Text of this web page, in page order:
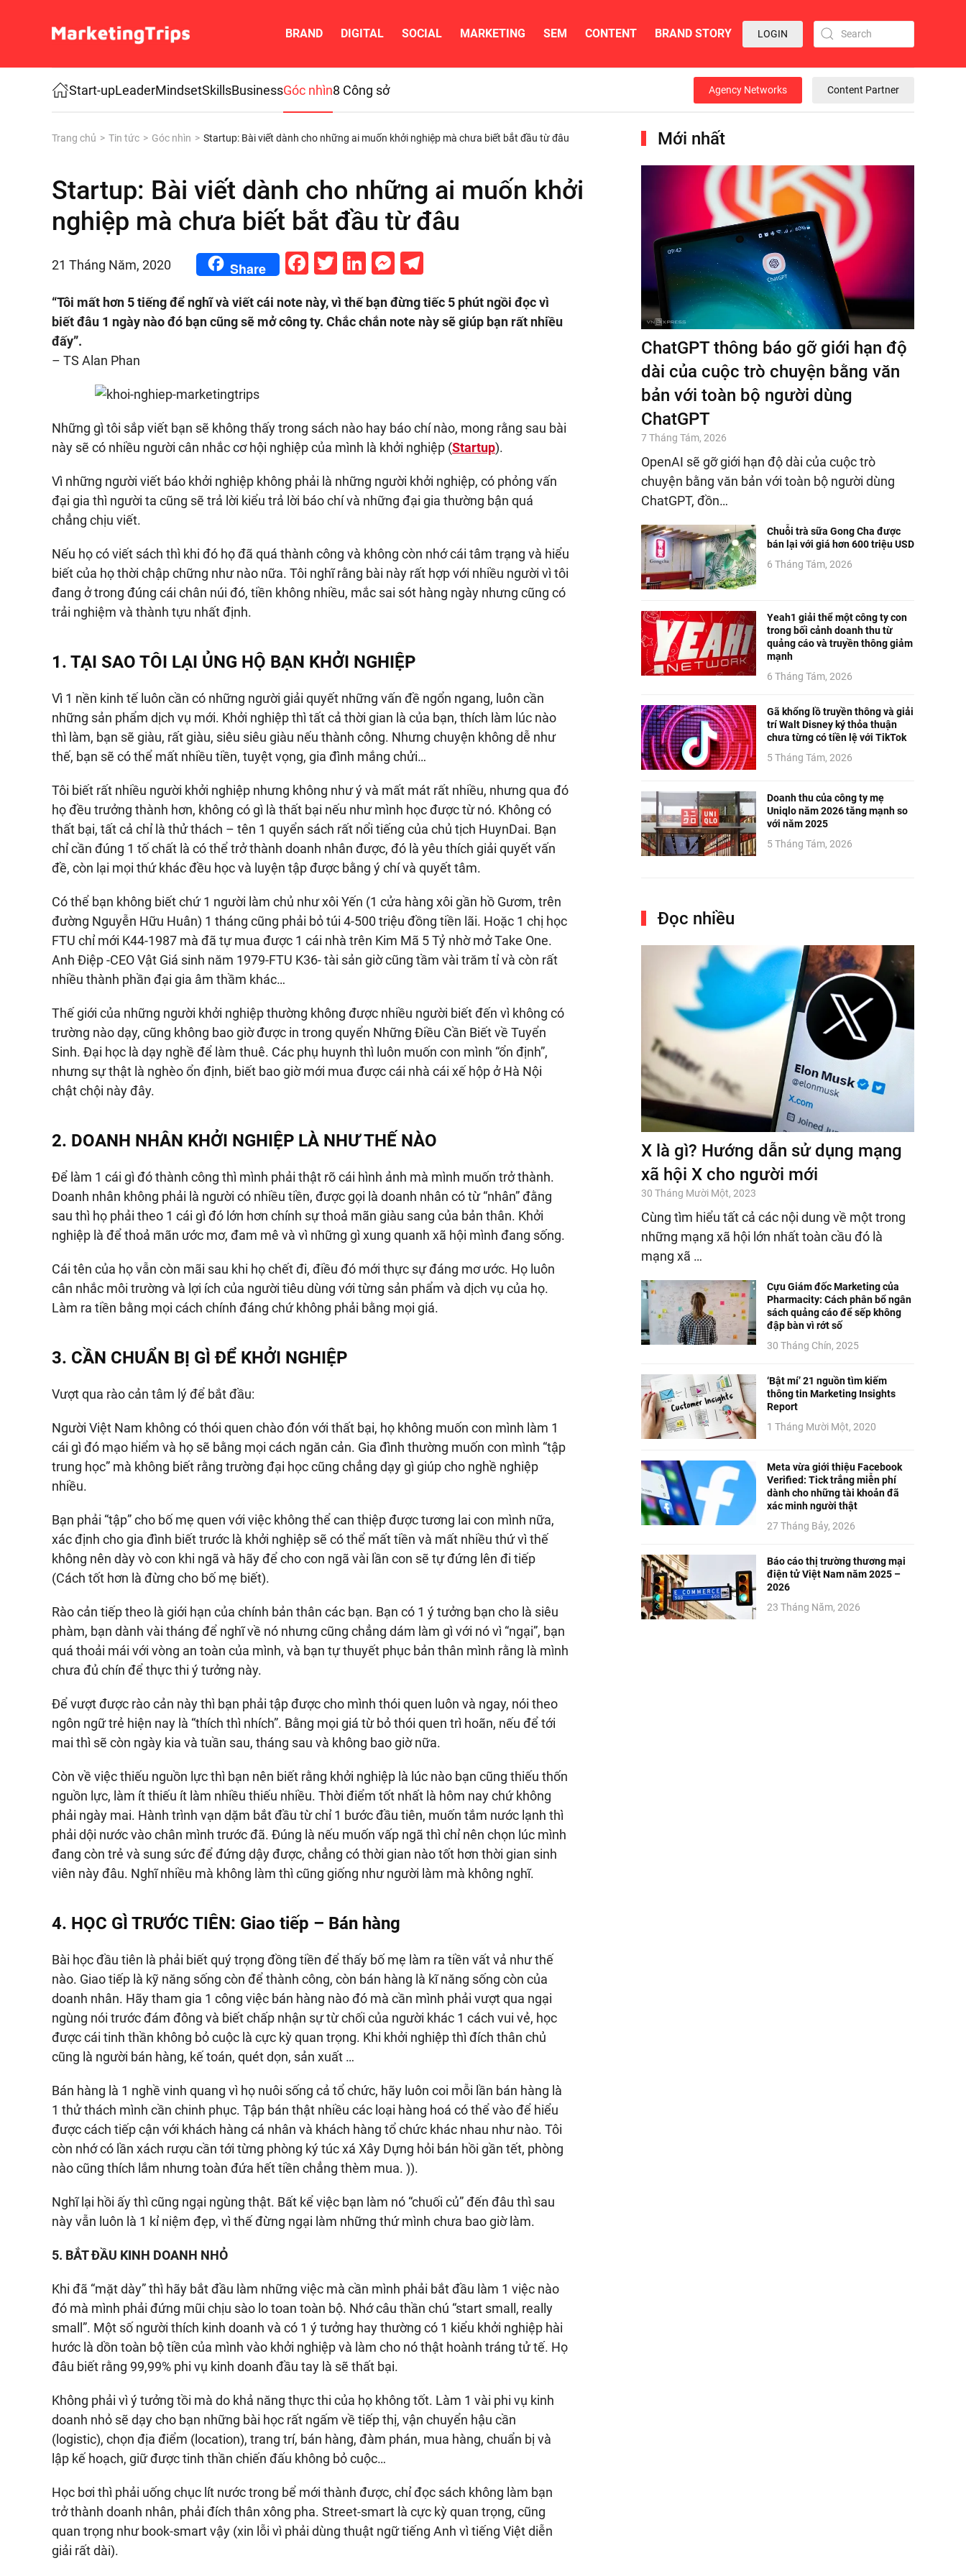
Skip to main content
BRAND DIGITAL SOCIAL MARKETING SEM CONTENT BRAND STORY LOGIN
Start-upLeaderMindsetSkillsBusinessGóc nhìn8 Công sở Agency Networks Content Partner
Trang chủ Tin tức Góc nhìn Startup: Bài viết dành cho những ai muốn khởi nghiệp mà chưa biết bắt đầu từ đâu
Startup: Bài viết dành cho những ai muốn khởi
nghiệp mà chưa biết bắt đầu từ đâu
21 Tháng Năm, 2020 Share Facebook
Twitter
LinkedIn
Messenger
Telegram
“Tôi mất hơn 5 tiếng để nghĩ và viết cái note này, vì thế bạn đừng tiếc 5 phút ngồi đọc vì
biết đâu 1 ngày nào đó bạn cũng sẽ mở công ty. Chắc chắn note này sẽ giúp bạn rất nhiều
đấy”.
– TS Alan Phan
Những gì tôi sắp viết bạn sẽ không thấy trong sách nào hay báo chí nào, mong rằng sau bài
này sẽ có nhiều người cân nhắc cơ hội nghiệp của mình là khởi nghiệp (Startup).
Vì những người viết báo khởi nghiệp không phải là những người khởi nghiệp, có phỏng vấn
đại gia thì người ta cũng sẽ trả lời kiểu trả lời báo chí và những đại gia thường bận quá
chẳng chịu viết.
Nếu họ có viết sách thì khi đó họ đã quá thành công và không còn nhớ cái tâm trạng và hiểu
biết của họ thời chập chững như nào nữa. Tôi nghĩ rằng bài này rất hợp với nhiều người vì tôi
đang ở trong đúng cái chân núi đó, tiền không nhiều, mắc sai sót hàng ngày nhưng cũng có
trải nghiệm và thành tựu nhất định.
1. TẠI SAO TÔI LẠI ỦNG HỘ BẠN KHỞI NGHIỆP
Vì 1 nền kinh tế luôn cần có những người giải quyết những vấn đề ngổn ngang, luôn cần
những sản phẩm dịch vụ mới. Khởi nghiệp thì tất cả thời gian là của bạn, thích làm lúc nào
thì làm, bạn sẽ giàu, rất giàu, siêu siêu giàu nếu thành công. Nhưng chuyện không dễ như
thế, bạn sẽ có thể mất nhiều tiền, tuyệt vọng, gia đình mắng chửi…
Tôi biết rất nhiều người khởi nghiệp nhưng không như ý và mất mát rất nhiều, nhưng qua đó
họ đều trưởng thành hơn, không có gì là thất bại nếu như mình học được từ nó. Không có
thất bại, tất cả chỉ là thử thách – tên 1 quyển sách rất nổi tiếng của chủ tịch HuynDai. Bạn
chỉ cần đúng 1 tố chất là có thể trở thành doanh nhân được, đó là yêu thích giải quyết vấn
đề, còn lại mọi thứ khác đều học và luyện tập được bằng ý chí và quyết tâm.
Có thể bạn không biết chứ 1 người làm chủ như xôi Yến (1 cửa hàng xôi gần hồ Gươm, trên
đường Nguyễn Hữu Huân) 1 tháng cũng phải bỏ túi 4-500 triệu đồng tiền lãi. Hoặc 1 chị học
FTU chỉ mới K44-1987 mà đã tự mua được 1 cái nhà trên Kim Mã 5 Tỷ nhờ mở Take One.
Anh Điệp -CEO Vật Giá sinh năm 1979-FTU K36- tài sản giờ cũng tầm vài trăm tỉ và còn rất
nhiều thành phần đại gia âm thầm khác…
Thế giới của những người khởi nghiệp thường không được nhiều người biết đến vì không có
trường nào dạy, cũng không bao giờ được in trong quyển Những Điều Cần Biết về Tuyển
Sinh. Đại học là dạy nghề để làm thuê. Các phụ huynh thì luôn muốn con mình “ổn định”,
nhưng sự thật là nghèo ổn định, biết bao giờ mới mua được cái nhà cái xế hộp ở Hà Nội
chật chội này đây.
2. DOANH NHÂN KHỞI NGHIỆP LÀ NHƯ THẾ NÀO
Để làm 1 cái gì đó thành công thì mình phải thật rõ cái hình ảnh mà mình muốn trở thành.
Doanh nhân không phải là người có nhiều tiền, được gọi là doanh nhân có từ “nhân” đằng
sau thì họ phải theo 1 cái gì đó lớn hơn chính sự thoả mãn giàu sang của bản thân. Khởi
nghiệp là để thoả mãn ước mơ, đam mê và vì những gì xung quanh xã hội mình đang sống.
Cái tên của họ vẫn còn mãi sau khi họ chết đi, điều đó mới thực sự đáng mơ ước. Họ luôn
cân nhắc môi trường và lợi ích của người tiêu dùng với từng sản phẩm và dịch vụ của họ.
Làm ra tiền bằng mọi cách chính đáng chứ không phải bằng mọi giá.
3. CẦN CHUẨN BỊ GÌ ĐỂ KHỞI NGHIỆP
Vượt qua rào cản tâm lý để bắt đầu:
Người Việt Nam không có thói quen chào đón với thất bại, họ không muốn con mình làm 1
cái gì đó mạo hiểm và họ sẽ bằng mọi cách ngăn cản. Gia đình thường muốn con mình “tập
trung học” mà không biết rằng trường đại học cũng chẳng dạy gì giúp cho nghề nghiệp
nhiều.
Bạn phải “tập” cho bố mẹ quen với việc không thể can thiệp được tương lai con mình nữa,
xác định cho gia đình biết trước là khởi nghiệp sẽ có thể mất tiền và mất nhiều thứ vì thế
không nên dày vò con khi ngã và hãy để cho con ngã vài lần con sẽ tự đứng lên đi tiếp
(Cách tốt hơn là đừng cho bố mẹ biết).
Rào cản tiếp theo là giới hạn của chính bản thân các bạn. Bạn có 1 ý tưởng bạn cho là siêu
phàm, bạn dành vài tháng để nghĩ về nó nhưng cũng chẳng dám làm gì với nó vì “ngại”, bạn
quá thoải mái với vòng an toàn của mình, và bạn tự thuyết phục bản thân mình rằng là mình
chưa đủ chín để thực thi ý tưởng này.
Để vượt được rào cản này thì bạn phải tập được cho mình thói quen luôn và ngay, nói theo
ngôn ngữ trẻ hiện nay là “thích thì nhích”. Bằng mọi giá từ bỏ thói quen trì hoãn, nếu để tới
mai thì sẽ còn ngày kia và tuần sau, tháng sau và không bao giờ nữa.
Còn về việc thiếu nguồn lực thì bạn nên biết rằng khởi nghiệp là lúc nào bạn cũng thiếu thốn
nguồn lực, làm ít thiếu ít làm nhiều thiếu nhiều. Thời điểm tốt nhất là hôm nay chứ không
phải ngày mai. Hành trình vạn dặm bắt đầu từ chỉ 1 bước đầu tiên, muốn tắm nước lạnh thì
phải dội nước vào chân mình trước đã. Đúng là nếu muốn vấp ngã thì chỉ nên chọn lúc mình
đang còn trẻ và sung sức để đứng dậy được, chẳng có thời gian nào tốt hơn thời gian sinh
viên này đâu. Nghĩ nhiều mà không làm thì cũng giống như người làm mà không nghĩ.
4. HỌC GÌ TRƯỚC TIÊN: Giao tiếp – Bán hàng
Bài học đầu tiên là phải biết quý trọng đồng tiền để thấy bố mẹ làm ra tiền vất vả như thế
nào. Giao tiếp là kỹ năng sống còn để thành công, còn bán hàng là kĩ năng sống còn của
doanh nhân. Hãy tham gia 1 công việc bán hàng nào đó mà cần mình phải vượt qua ngại
ngùng nói trước đám đông và biết chấp nhận sự từ chối của người khác 1 cách vui vẻ, học
được cái tinh thần không bỏ cuộc là cực kỳ quan trọng. Khi khởi nghiệp thì đích thân chủ
cũng là người bán hàng, kế toán, quét dọn, sản xuất …
Bán hàng là 1 nghề vinh quang vì họ nuôi sống cả tổ chức, hãy luôn coi mỗi lần bán hàng là
1 thử thách mình cần chinh phục. Tập bán thật nhiều các loại hàng hoá có thể vào để hiểu
được cách tiếp cận với khách hàng cá nhân và khách hàng tổ chức khác nhau như nào. Tôi
còn nhớ có lần xách rượu cần tới từng phòng ký túc xá Xây Dựng hỏi bán hồi gần tết, phòng
nào cũng thích lắm nhưng toàn đứa hết tiền chẳng thèm mua. )).
Nghĩ lại hồi ấy thì cũng ngại ngùng thật. Bất kể việc bạn làm nó “chuối củ” đến đâu thì sau
này vẫn luôn là 1 kỉ niệm đẹp, vì thế đừng ngại làm những thứ mình chưa bao giờ làm.
5. BẮT ĐẦU KINH DOANH NHỎ
Khi đã “mặt dày” thì hãy bắt đầu làm những việc mà cần mình phải bắt đầu làm 1 việc nào
đó mà mình phải đứng mũi chịu sào lo toan toàn bộ. Nhớ câu thần chú “start small, really
small”. Một số người thích kinh doanh và có 1 ý tưởng hay thường có 1 kiểu khởi nghiệp hài
hước là dồn toàn bộ tiền của mình vào khởi nghiệp và làm cho nó thật hoành tráng tử tế. Họ
đâu biết rằng 99,99% phi vụ kinh doanh đầu tay là sẽ thất bại.
Không phải vì ý tưởng tồi mà do khả năng thực thi của họ không tốt. Làm 1 vài phi vụ kinh
doanh nhỏ sẽ dạy cho bạn những bài học rất ngấm về tiếp thị, vận chuyển hậu cần
(logistic), chọn địa điểm (location), trang trí, bán hàng, đàm phán, mua hàng, chuẩn bị và
lập kế hoạch, giữ được tinh thần chiến đấu không bỏ cuộc…
Học bơi thì phải uống chục lít nước trong bể mới thành được, chỉ đọc sách không làm bạn
trở thành doanh nhân, phải đích thân xông pha. Street-smart là cực kỳ quan trọng, cũng
quan trọng như book-smart vậy (xin lỗi vì phải dùng thuật ngữ tiếng Anh vì tiếng Việt diễn
giải rất dài).
Mới nhất
ChatGPT thông báo gỡ giới hạn độ
dài của cuộc trò chuyện bằng văn
bản với toàn bộ người dùng
ChatGPT
7 Tháng Tám, 2026
OpenAI sẽ gỡ giới hạn độ dài của cuộc trò
chuyện bằng văn bản với toàn bộ người dùng
ChatGPT, đồn…
Chuỗi trà sữa Gong Cha được
bán lại với giá hơn 600 triệu USD
6 Tháng Tám, 2026
Yeah1 giải thể một công ty con
trong bối cảnh doanh thu từ
quảng cáo và truyền thông giảm
mạnh
6 Tháng Tám, 2026
Gã khổng lồ truyền thông và giải
trí Walt Disney ký thỏa thuận
chưa từng có tiền lệ với TikTok
5 Tháng Tám, 2026
Doanh thu của công ty mẹ
Uniqlo năm 2026 tăng mạnh so
với năm 2025
5 Tháng Tám, 2026
Đọc nhiều
X là gì? Hướng dẫn sử dụng mạng
xã hội X cho người mới
30 Tháng Mười Một, 2023
Cùng tìm hiểu tất cả các nội dung về một trong
những mạng xã hội lớn nhất toàn cầu đó là
mạng xã …
Cựu Giám đốc Marketing của
Pharmacity: Cách phân bổ ngân
sách quảng cáo để sếp không
đập bàn vì rớt số
30 Tháng Chín, 2025
‘Bật mí’ 21 nguồn tìm kiếm
thông tin Marketing Insights
Report
1 Tháng Mười Một, 2020
Meta vừa giới thiệu Facebook
Verified: Tick trắng miễn phí
dành cho những tài khoản đã
xác minh người thật
27 Tháng Bảy, 2026
Báo cáo thị trường thương mại
điện tử Việt Nam năm 2025 –
2026
23 Tháng Năm, 2026